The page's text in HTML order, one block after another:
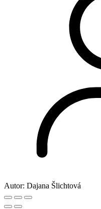
Autor: Dajana Šlichtová